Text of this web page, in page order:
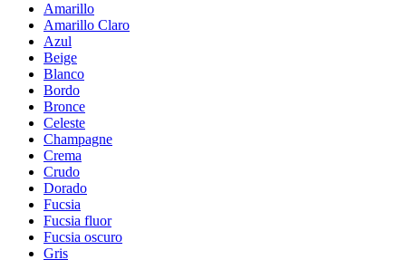
Amarillo
Amarillo Claro
Azul
Beige
Blanco
Bordo
Bronce
Celeste
Champagne
Crema
Crudo
Dorado
Fucsia
Fucsia fluor
Fucsia oscuro
Gris